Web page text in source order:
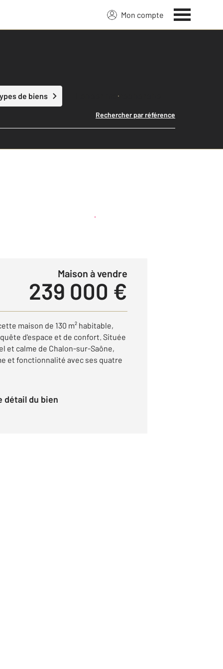
Mon compte
de biens Lancer ma recherche
Rechercher par référence
Créer une alerte
Maison à vendre
239 000 €
maison de 130 m² habitable,
d'espace et de confort. Située
et calme de Chalon-sur-Saône,
et fonctionnalité avec ses quatre
détail du bien